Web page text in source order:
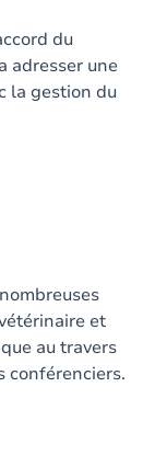
du
adresser une
la gestion du
et
au travers
conférenciers.